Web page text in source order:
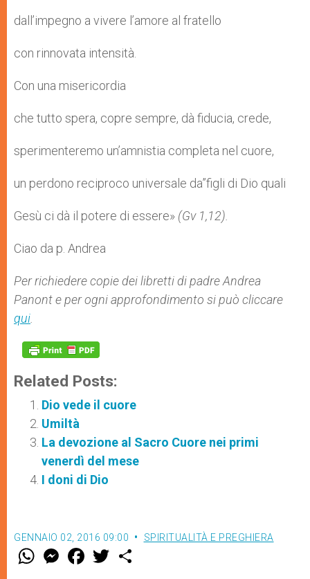
dall’impegno a vivere l’amore al fratello
con rinnovata intensità.
Con una misericordia
che tutto spera, copre sempre, dà fiducia, crede,
sperimenteremo un’amnistia completa nel cuore,
un perdono reciproco universale da”figli di Dio quali
Gesù ci dà il potere di essere» (Gv 1,12).
Ciao da p. Andrea
Per richiedere copie dei libretti di padre Andrea
Panont e per ogni approfondimento si può cliccare
qui
Related Posts:
Dio vede il cuore
Umiltà
La devozione al Sacro Cuore nei primi
venerdì del mese
I doni di Dio
GENNAIO 02, 2016 09:00 SPIRITUALITÀ E PREGHIERA
W M
e
F
a w